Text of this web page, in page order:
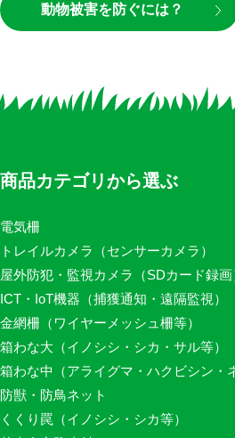
動物被害を防ぐには？
商品カテゴリから選ぶ
電気柵
トレイルカメラ（センサーカメラ）
屋外防犯・監視カメラ（SDカード録画
ICT・IoT機器（捕獲通知・遠隔監視）
金網柵（ワイヤーメッシュ柵等）
箱わな大（イノシシ・シカ・サル等）
箱わな中（アライグマ・ハクビシン・
防獣・防鳥ネット
くくり罠（イノシシ・シカ等）